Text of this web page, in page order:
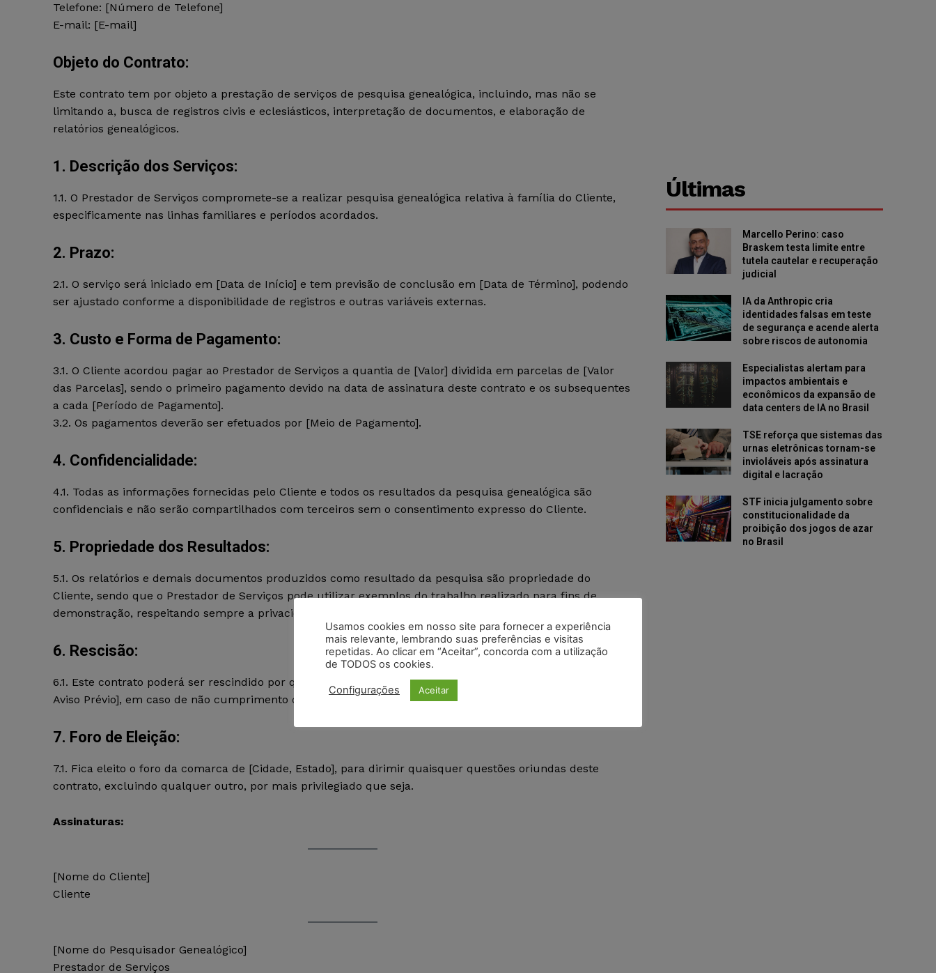
Telefone: [Número de Telefone]
E-mail: [E-mail]
Objeto do Contrato:
Este contrato tem por objeto a prestação de serviços de pesquisa genealógica, incluindo, mas não se
limitando a, busca de registros civis e eclesiásticos, interpretação de documentos, e elaboração de
relatórios genealógicos.
1. Descrição dos Serviços:
1.1. O Prestador de Serviços compromete-se a realizar pesquisa genealógica relativa à família do Cliente,
especificamente nas linhas familiares e períodos acordados.
2. Prazo:
2.1. O serviço será iniciado em [Data de Início] e tem previsão de conclusão em [Data de Término], podendo
ser ajustado conforme a disponibilidade de registros e outras variáveis externas.
3. Custo e Forma de Pagamento:
3.1. O Cliente acordou pagar ao Prestador de Serviços a quantia de [Valor] dividida em parcelas de [Valor
das Parcelas], sendo o primeiro pagamento devido na data de assinatura deste contrato e os subsequentes
a cada [Período de Pagamento].
3.2. Os pagamentos deverão ser efetuados por [Meio de Pagamento].
4. Confidencialidade:
4.1. Todas as informações fornecidas pelo Cliente e todos os resultados da pesquisa genealógica são
confidenciais e não serão compartilhados com terceiros sem o consentimento expresso do Cliente.
5. Propriedade dos Resultados:
5.1. Os relatórios e demais documentos produzidos como resultado da pesquisa são propriedade do
Cliente, sendo que o Prestador de Serviços pode utilizar exemplos do trabalho realizado para fins de
demonstração, respeitando sempre a privacidade e a confidencialidade do Cliente.
6. Rescisão:
6.1. Este contrato poderá ser rescindido por qualquer uma das partes com aviso prévio de [Período de
Aviso Prévio], em caso de não cumprimento de qualquer cláusula deste contrato.
7. Foro de Eleição:
7.1. Fica eleito o foro da comarca de [Cidade, Estado], para dirimir quaisquer questões oriundas deste
contrato, excluindo qualquer outro, por mais privilegiado que seja.
Assinaturas:
[Nome do Cliente]
Cliente
[Nome do Pesquisador Genealógico]
Prestador de Serviços
Últimas
Marcello Perino: caso
Braskem testa limite entre
tutela cautelar e recuperação
judicial
IA da Anthropic cria
identidades falsas em teste
de segurança e acende alerta
sobre riscos de autonomia
Especialistas alertam para
impactos ambientais e
econômicos da expansão de
data centers de IA no Brasil
TSE reforça que sistemas das
urnas eletrônicas tornam-se
invioláveis após assinatura
digital e lacração
STF inicia julgamento sobre
constitucionalidade da
proibição dos jogos de azar
no Brasil
Usamos cookies em nosso site para fornecer a experiência
mais relevante, lembrando suas preferências e visitas
repetidas. Ao clicar em “Aceitar”, concorda com a utilização
de TODOS os cookies.
Configurações Aceitar